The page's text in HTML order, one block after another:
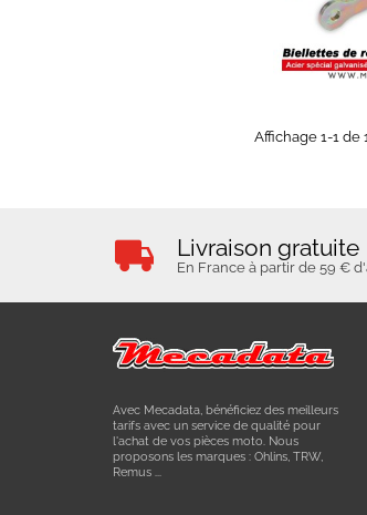
Affichage 1-1 de
Livraison gratuite
En France à partir de 59 €
Avec Mecadata, bénéficiez des meilleurs
tarifs avec un service de qualité pour
l'achat de vos pièces moto. Nous
proposons les marques : Ohlins, TRW,
Remus ...